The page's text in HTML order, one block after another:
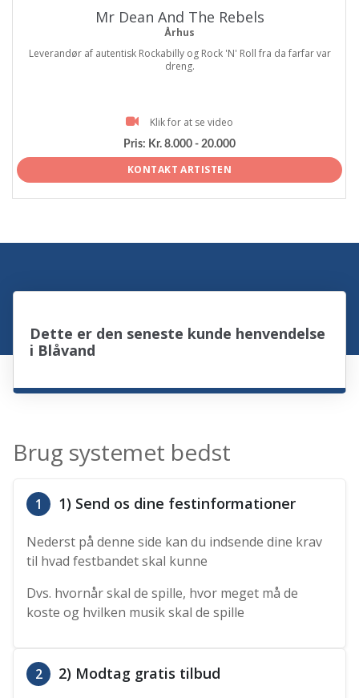
Mr Dean And The Rebels
Århus
Leverandør af autentisk Rockabilly og Rock 'N' Roll fra da farfar var
dreng.
Klik for at se video
Pris: Kr. 8.000 - 20.000
KONTAKT ARTISTEN
Dette er den seneste kunde henvendelse
i Blåvand
Brug systemet bedst
1 1) Send os dine festinformationer
Nederst på denne side kan du indsende dine krav
til hvad festbandet skal kunne
Dvs. hvornår skal de spille, hvor meget må de
koste og hvilken musik skal de spille
2 2) Modtag gratis tilbud